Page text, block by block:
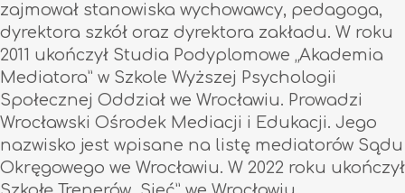
zajmował stanowiska wychowawcy, pedagoga,
dyrektora szkół oraz dyrektora zakładu. W roku
2011 ukończył Studia Podyplomowe „Akademia
Mediatora” w Szkole Wyższej Psychologii
Społecznej Oddział we Wrocławiu. Prowadzi
Wrocławski Ośrodek Mediacji i Edukacji. Jego
nazwisko jest wpisane na listę mediatorów Sądu
Okręgowego we Wrocławiu. W 2022 roku ukończył